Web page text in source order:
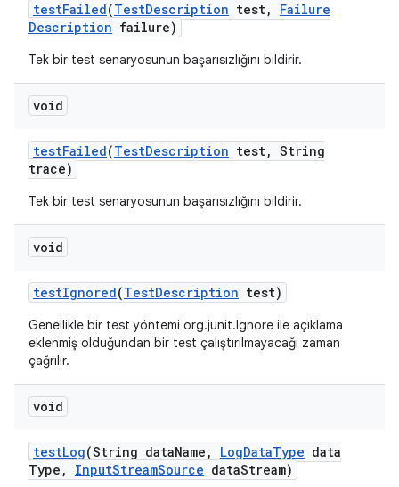
testFailed(TestDescription test,
Failure
Description failure)
Tek bir test senaryosunun başarısızlığını bildirir.
void
testFailed(TestDescription test, String
trace)
Tek bir test senaryosunun başarısızlığını bildirir.
void
testIgnored(TestDescription test)
Genellikle bir test yöntemi org.junit.Ignore ile açıklama
eklenmiş olduğundan bir test çalıştırılmayacağı zaman
çağrılır.
void
testLog(String dataName , LogDataType data
Type , InputStreamSource dataStream)